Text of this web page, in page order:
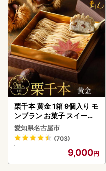
栗千本 黄金 1箱 9個入り モ
ンブラン お菓子 スイーツ
デザート モンブラン 人気
愛知県名古屋市
(703)
9,000